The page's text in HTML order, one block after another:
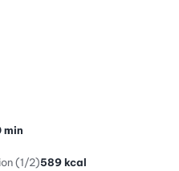
min
(1/2)589kcal